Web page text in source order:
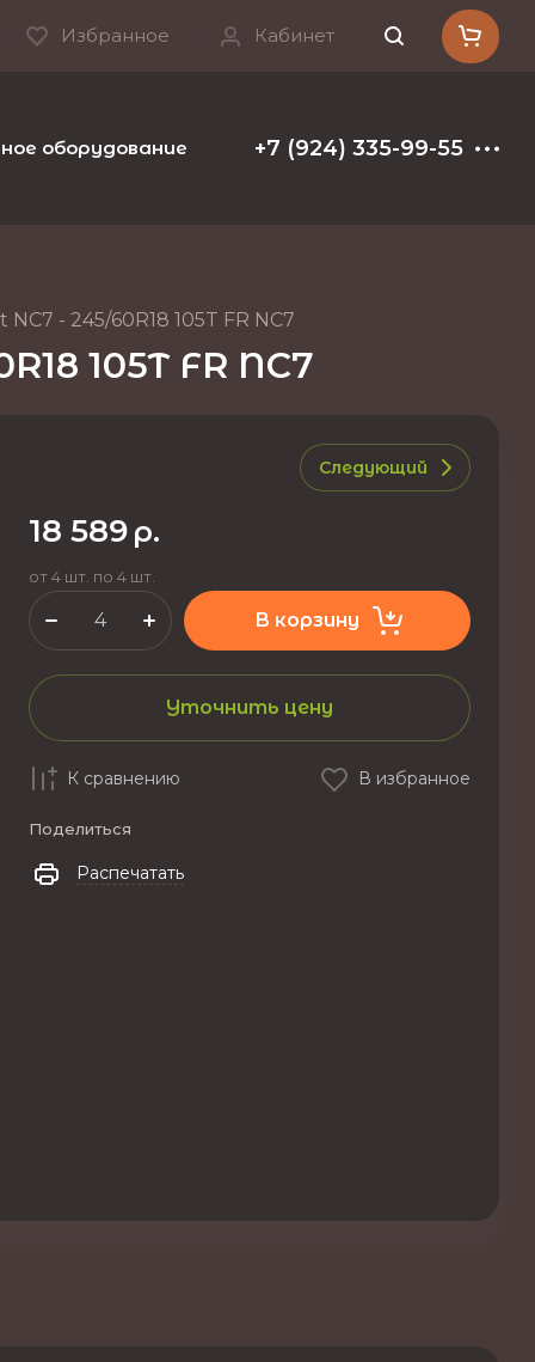
Избранное Кабинет
оборудование и расходные материалы
+7 (924) 335-99-55
- 245/60R18 105T FR NC7
105T FR NC7
Следующий
18 589 р.
от 4 шт. по 4 шт.
В корзину
Уточнить цену
К сравнению В избранное
Поделиться
Распечатать